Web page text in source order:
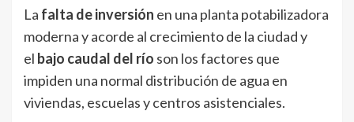
La falta de inversión en una planta potabilizadora
moderna y acorde al crecimiento de la ciudad y
el bajo caudal del río son los factores que
impiden una normal distribución de agua en
viviendas, escuelas y centros asistenciales.